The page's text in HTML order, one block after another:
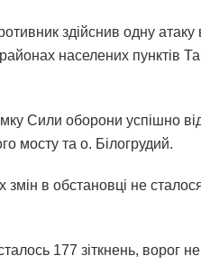
здійснив одну
населених пунктів
Сили оборони успішно
мосту та о. Білогрудий.
змін в обстановці не
177 зіткнень, ворог